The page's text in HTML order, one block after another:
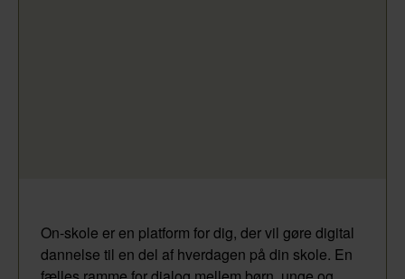
On-skole er en platform for dig, der vil gøre digital
dannelse til en del af hverdagen på din skole. En